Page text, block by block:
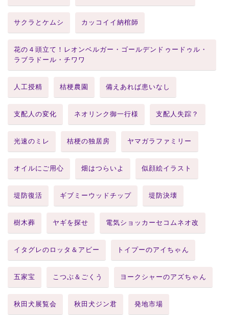
サクラとケムシ カッコイイ納棺師
花の４頭立て！レオンベルガー・ゴールデンドゥードゥル・
ラブラドール・チワワ
人工授精 桔梗農園 備えあれば患いなし
支配人の変化 ネオリンク御一行様 支配人失踪？
光速のミレ 桔梗の独居房 ヤマガラファミリー
オイルにご用心 畑はつらいよ 似顔絵イラスト
堤防復活 ギブミーウッドチップ 堤防決壊
樹木葬 ヤギを探せ 電気ショッカーセコムネオ改
イタグレのロッタ＆アビー トイプーのアイちゃん
五家宝 こつぶ＆ごくう ヨークシャーのアズちゃん
秋田犬展覧会 秋田犬ジン君 発地市場